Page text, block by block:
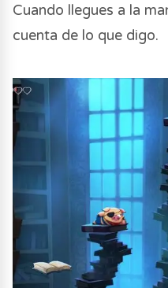
Cuando llegues a la
cuenta de lo que digo.